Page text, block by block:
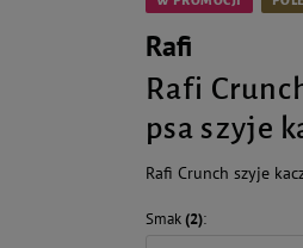
Rafi
Rafi
psa szyje
Rafi Crunch szyje
Smak(2)